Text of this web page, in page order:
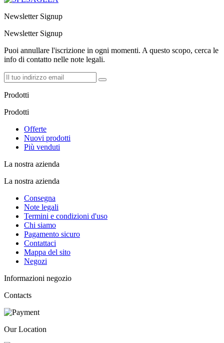
Newsletter Signup
Newsletter Signup
Puoi annullare l'iscrizione in ogni momenti. A questo scopo, cerca le
info di contatto nelle note legali.
Prodotti
Prodotti
Offerte
Nuovi prodotti
Più venduti
La nostra azienda
La nostra azienda
Consegna
Note legali
Termini e condizioni d'uso
Chi siamo
Pagamento sicuro
Contattaci
Mappa del sito
Negozi
Informazioni negozio
Contacts
Our Location